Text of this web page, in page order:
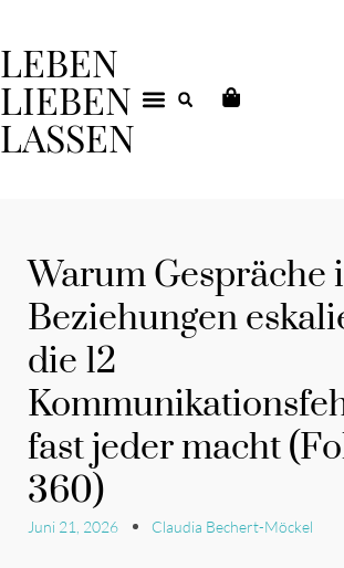
LEBEN
LIEBEN
LASSEN
Warum Gespräche
Beziehungen
die 12
fast jeder macht
360)
Juni 21, 2026 Claudia Bechert-Möckel